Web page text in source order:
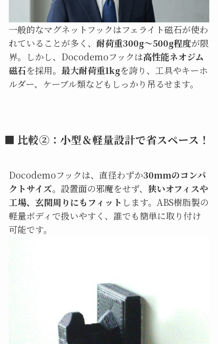
一般的なマグネットフックはフェライト磁石が使わ
れていることが多く、 耐荷重300g〜500g程度が限
界。しかし、Docodemoフックは高性能ネオジム
磁石を採用。 最大耐荷重1kgを誇り、工具やキーホ
ルダー、ケーブル類などもしっかり吊るせます。
■ 比較②： 小型＆軽量設計で省スペース！
Docodemoフックは、直径わずか30mmのコンパ
クトサイズ。設置面の邪魔をせず、 狭いオフィスや
工場、玄関周りにもフィット します。ABS樹脂製の
軽量ボディで扱いやすく、誰でも簡単に取り付け
可能です。